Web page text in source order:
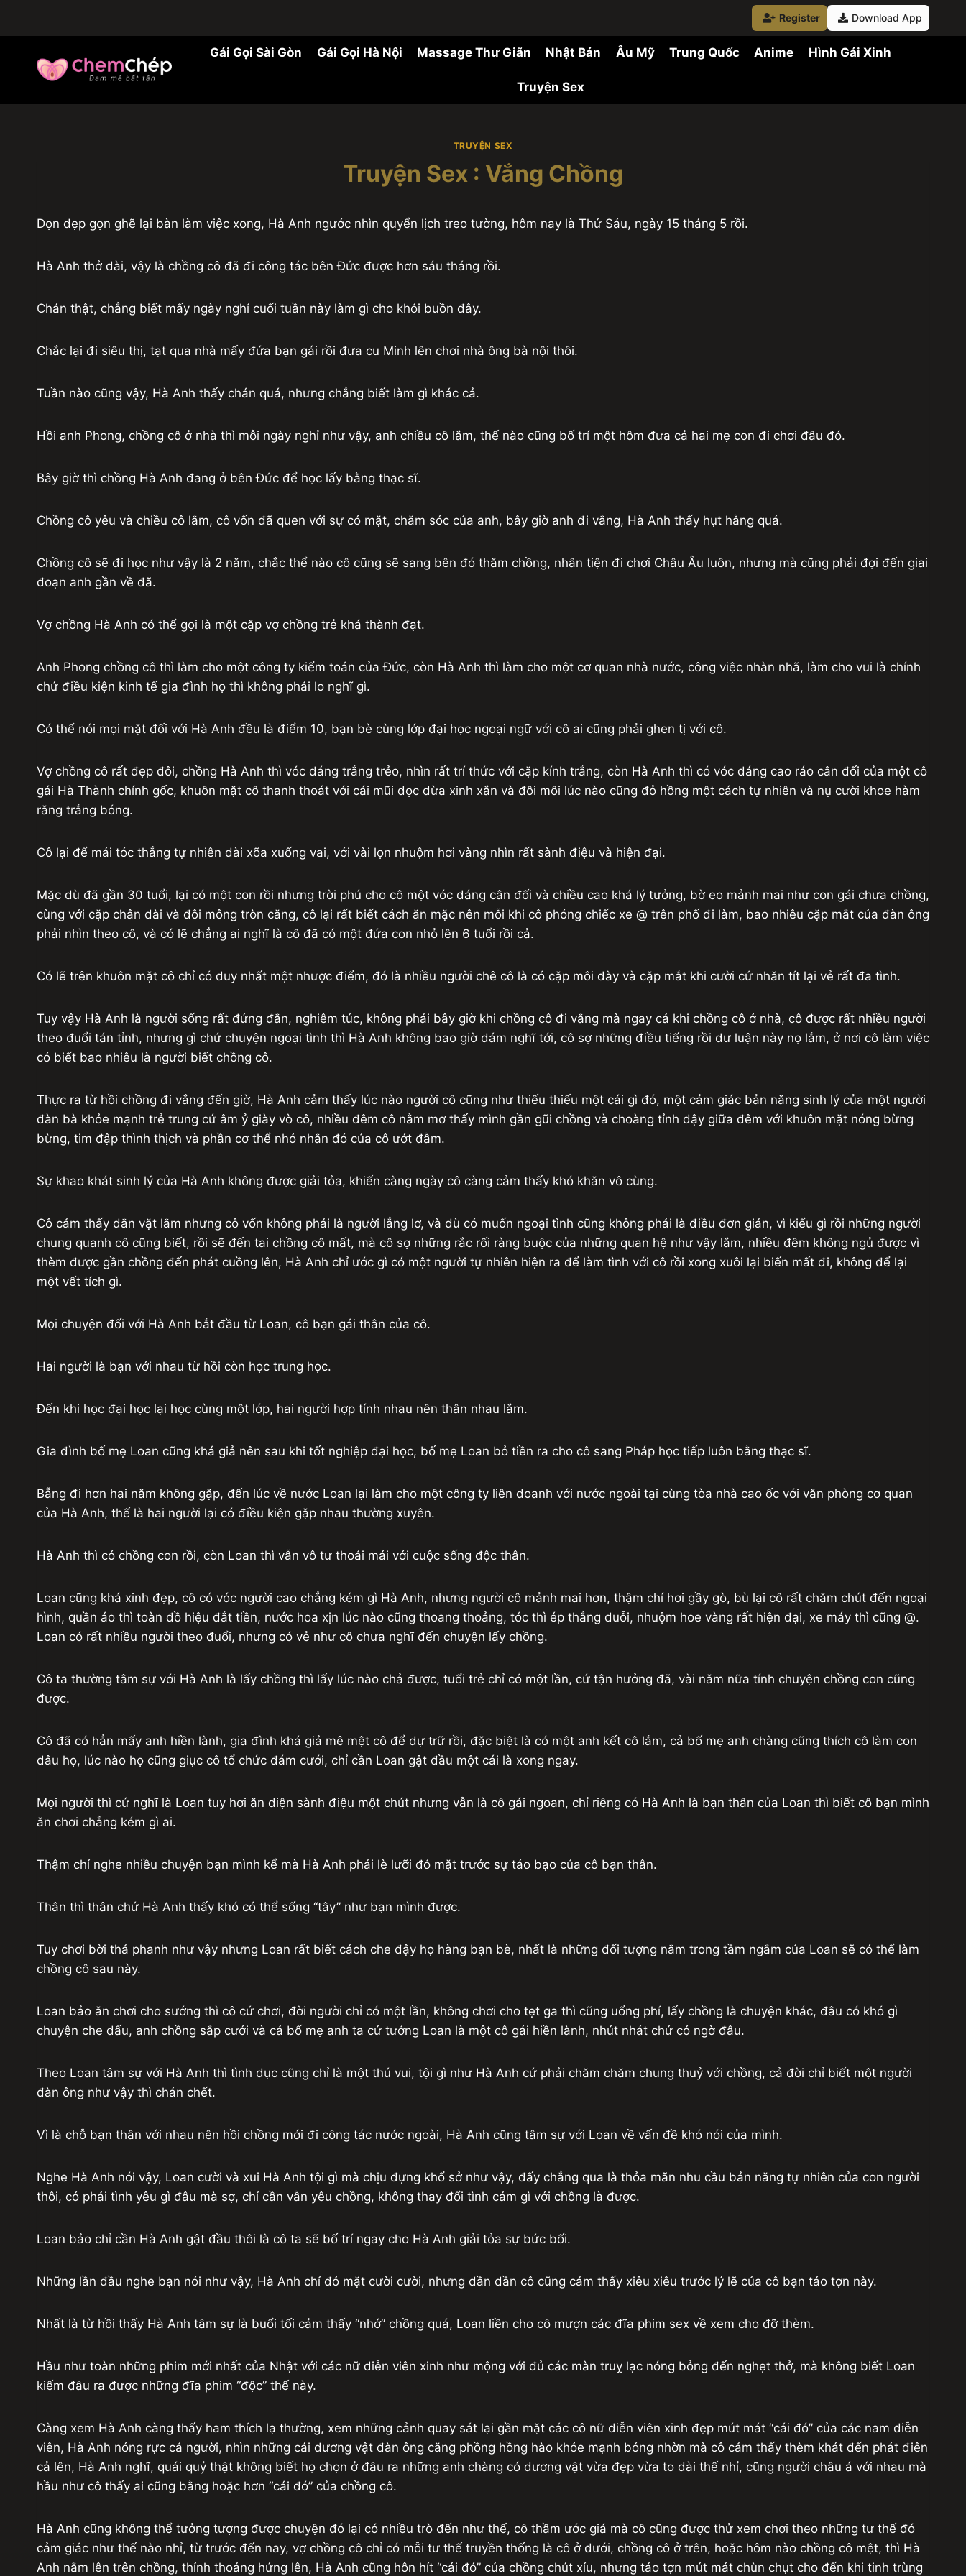
Register Download App
Gái Gọi Sài Gòn Gái Gọi Hà Nội Massage Thư Giãn Nhật Bản Âu Mỹ Trung Quốc Anime Hình Gái Xinh
Truyện Sex
TRUYỆN SEX
Truyện Sex : Vắng Chồng
Dọn dẹp gọn ghẽ lại bàn làm việc xong, Hà Anh ngước nhìn quyển lịch treo tường, hôm nay là Thứ Sáu, ngày 15 tháng 5 rồi.
Hà Anh thở dài, vậy là chồng cô đã đi công tác bên Đức được hơn sáu tháng rồi.
Chán thật, chẳng biết mấy ngày nghỉ cuối tuần này làm gì cho khỏi buồn đây.
Chắc lại đi siêu thị, tạt qua nhà mấy đứa bạn gái rồi đưa cu Minh lên chơi nhà ông bà nội thôi.
Tuần nào cũng vậy, Hà Anh thấy chán quá, nhưng chẳng biết làm gì khác cả.
Hồi anh Phong, chồng cô ở nhà thì mỗi ngày nghỉ như vậy, anh chiều cô lắm, thế nào cũng bố trí một hôm đưa cả hai mẹ con đi chơi đâu đó.
Bây giờ thì chồng Hà Anh đang ở bên Đức để học lấy bằng thạc sĩ.
Chồng cô yêu và chiều cô lắm, cô vốn đã quen với sự có mặt, chăm sóc của anh, bây giờ anh đi vắng, Hà Anh thấy hụt hẫng quá.
Chồng cô sẽ đi học như vậy là 2 năm, chắc thể nào cô cũng sẽ sang bên đó thăm chồng, nhân tiện đi chơi Châu Âu luôn, nhưng mà cũng phải đợi đến giai
đoạn anh gần về đã.
Vợ chồng Hà Anh có thể gọi là một cặp vợ chồng trẻ khá thành đạt.
Anh Phong chồng cô thì làm cho một công ty kiểm toán của Đức, còn Hà Anh thì làm cho một cơ quan nhà nước, công việc nhàn nhã, làm cho vui là chính
chứ điều kiện kinh tế gia đình họ thì không phải lo nghĩ gì.
Có thể nói mọi mặt đối với Hà Anh đều là điểm 10, bạn bè cùng lớp đại học ngoại ngữ với cô ai cũng phải ghen tị với cô.
Vợ chồng cô rất đẹp đôi, chồng Hà Anh thì vóc dáng trắng trẻo, nhìn rất trí thức với cặp kính trắng, còn Hà Anh thì có vóc dáng cao ráo cân đối của một cô
gái Hà Thành chính gốc, khuôn mặt cô thanh thoát với cái mũi dọc dừa xinh xắn và đôi môi lúc nào cũng đỏ hồng một cách tự nhiên và nụ cười khoe hàm
răng trắng bóng.
Cô lại để mái tóc thẳng tự nhiên dài xõa xuống vai, với vài lọn nhuộm hơi vàng nhìn rất sành điệu và hiện đại.
Mặc dù đã gần 30 tuổi, lại có một con rồi nhưng trời phú cho cô một vóc dáng cân đối và chiều cao khá lý tưởng, bờ eo mảnh mai như con gái chưa chồng,
cùng với cặp chân dài và đôi mông tròn căng, cô lại rất biết cách ăn mặc nên mỗi khi cô phóng chiếc xe @ trên phố đi làm, bao nhiêu cặp mắt của đàn ông
phải nhìn theo cô, và có lẽ chẳng ai nghĩ là cô đã có một đứa con nhỏ lên 6 tuổi rồi cả.
Có lẽ trên khuôn mặt cô chỉ có duy nhất một nhược điểm, đó là nhiều người chê cô là có cặp môi dày và cặp mắt khi cười cứ nhăn tít lại vẻ rất đa tình.
Tuy vậy Hà Anh là người sống rất đứng đắn, nghiêm túc, không phải bây giờ khi chồng cô đi vắng mà ngay cả khi chồng cô ở nhà, cô được rất nhiều người
theo đuổi tán tỉnh, nhưng gì chứ chuyện ngoại tình thì Hà Anh không bao giờ dám nghĩ tới, cô sợ những điều tiếng rồi dư luận này nọ lắm, ở nơi cô làm việc
có biết bao nhiêu là người biết chồng cô.
Thực ra từ hồi chồng đi vắng đến giờ, Hà Anh cảm thấy lúc nào người cô cũng như thiếu thiếu một cái gì đó, một cảm giác bản năng sinh lý của một người
đàn bà khỏe mạnh trẻ trung cứ âm ỷ giày vò cô, nhiều đêm cô nằm mơ thấy mình gần gũi chồng và choàng tỉnh dậy giữa đêm với khuôn mặt nóng bừng
bừng, tim đập thình thịch và phần cơ thể nhỏ nhắn đó của cô ướt đẫm.
Sự khao khát sinh lý của Hà Anh không được giải tỏa, khiến càng ngày cô càng cảm thấy khó khăn vô cùng.
Cô cảm thấy dằn vặt lắm nhưng cô vốn không phải là người lẳng lơ, và dù có muốn ngoại tình cũng không phải là điều đơn giản, vì kiểu gì rồi những người
chung quanh cô cũng biết, rồi sẽ đến tai chồng cô mất, mà cô sợ những rắc rối ràng buộc của những quan hệ như vậy lắm, nhiều đêm không ngủ được vì
thèm được gần chồng đến phát cuồng lên, Hà Anh chỉ ước gì có một người tự nhiên hiện ra để làm tình với cô rồi xong xuôi lại biến mất đi, không để lại
một vết tích gì.
Mọi chuyện đối với Hà Anh bắt đầu từ Loan, cô bạn gái thân của cô.
Hai người là bạn với nhau từ hồi còn học trung học.
Đến khi học đại học lại học cùng một lớp, hai người hợp tính nhau nên thân nhau lắm.
Gia đình bố mẹ Loan cũng khá giả nên sau khi tốt nghiệp đại học, bố mẹ Loan bỏ tiền ra cho cô sang Pháp học tiếp luôn bằng thạc sĩ.
Bẵng đi hơn hai năm không gặp, đến lúc về nước Loan lại làm cho một công ty liên doanh với nước ngoài tại cùng tòa nhà cao ốc với văn phòng cơ quan
của Hà Anh, thế là hai người lại có điều kiện gặp nhau thường xuyên.
Hà Anh thì có chồng con rồi, còn Loan thì vẫn vô tư thoải mái với cuộc sống độc thân.
Loan cũng khá xinh đẹp, cô có vóc người cao chẳng kém gì Hà Anh, nhưng người cô mảnh mai hơn, thậm chí hơi gầy gò, bù lại cô rất chăm chút đến ngoại
hình, quần áo thì toàn đồ hiệu đắt tiền, nước hoa xịn lúc nào cũng thoang thoảng, tóc thì ép thẳng duỗi, nhuộm hoe vàng rất hiện đại, xe máy thì cũng @.
Loan có rất nhiều người theo đuổi, nhưng có vẻ như cô chưa nghĩ đến chuyện lấy chồng.
Cô ta thường tâm sự với Hà Anh là lấy chồng thì lấy lúc nào chả được, tuổi trẻ chỉ có một lần, cứ tận hưởng đã, vài năm nữa tính chuyện chồng con cũng
được.
Cô đã có hẳn mấy anh hiền lành, gia đình khá giả mê mệt cô để dự trữ rồi, đặc biệt là có một anh kết cô lắm, cả bố mẹ anh chàng cũng thích cô làm con
dâu họ, lúc nào họ cũng giục cô tổ chức đám cưới, chỉ cần Loan gật đầu một cái là xong ngay.
Mọi người thì cứ nghĩ là Loan tuy hơi ăn diện sành điệu một chút nhưng vẫn là cô gái ngoan, chỉ riêng có Hà Anh là bạn thân của Loan thì biết cô bạn mình
ăn chơi chẳng kém gì ai.
Thậm chí nghe nhiều chuyện bạn mình kể mà Hà Anh phải lè lưỡi đỏ mặt trước sự táo bạo của cô bạn thân.
Thân thì thân chứ Hà Anh thấy khó có thể sống “tây” như bạn mình được.
Tuy chơi bời thả phanh như vậy nhưng Loan rất biết cách che đậy họ hàng bạn bè, nhất là những đối tượng nằm trong tầm ngắm của Loan sẽ có thể làm
chồng cô sau này.
Loan bảo ăn chơi cho sướng thì cô cứ chơi, đời người chỉ có một lần, không chơi cho tẹt ga thì cũng uổng phí, lấy chồng là chuyện khác, đâu có khó gì
chuyện che dấu, anh chồng sắp cưới và cả bố mẹ anh ta cứ tưởng Loan là một cô gái hiền lành, nhút nhát chứ có ngờ đâu.
Theo Loan tâm sự với Hà Anh thì tình dục cũng chỉ là một thú vui, tội gì như Hà Anh cứ phải chăm chăm chung thuỷ với chồng, cả đời chỉ biết một người
đàn ông như vậy thì chán chết.
Vì là chỗ bạn thân với nhau nên hồi chồng mới đi công tác nước ngoài, Hà Anh cũng tâm sự với Loan về vấn đề khó nói của mình.
Nghe Hà Anh nói vậy, Loan cười và xui Hà Anh tội gì mà chịu đựng khổ sở như vậy, đấy chẳng qua là thỏa mãn nhu cầu bản năng tự nhiên của con người
thôi, có phải tình yêu gì đâu mà sợ, chỉ cần vẫn yêu chồng, không thay đổi tình cảm gì với chồng là được.
Loan bảo chỉ cần Hà Anh gật đầu thôi là cô ta sẽ bố trí ngay cho Hà Anh giải tỏa sự bức bối.
Những lần đầu nghe bạn nói như vậy, Hà Anh chỉ đỏ mặt cười cười, nhưng dần dần cô cũng cảm thấy xiêu xiêu trước lý lẽ của cô bạn táo tợn này.
Nhất là từ hồi thấy Hà Anh tâm sự là buổi tối cảm thấy “nhớ” chồng quá, Loan liền cho cô mượn các đĩa phim sex về xem cho đỡ thèm.
Hầu như toàn những phim mới nhất của Nhật với các nữ diễn viên xinh như mộng với đủ các màn truỵ lạc nóng bỏng đến nghẹt thở, mà không biết Loan
kiếm đâu ra được những đĩa phim “độc” thế này.
Càng xem Hà Anh càng thấy ham thích lạ thường, xem những cảnh quay sát lại gần mặt các cô nữ diễn viên xinh đẹp mút mát “cái đó” của các nam diễn
viên, Hà Anh nóng rực cả người, nhìn những cái dương vật đàn ông căng phồng hồng hào khỏe mạnh bóng nhờn mà cô cảm thấy thèm khát đến phát điên
cả lên, Hà Anh nghĩ, quái quỷ thật không biết họ chọn ở đâu ra những anh chàng có dương vật vừa đẹp vừa to dài thế nhỉ, cũng người châu á với nhau mà
hầu như cô thấy ai cũng bằng hoặc hơn “cái đó” của chồng cô.
Hà Anh cũng không thể tưởng tượng được chuyện đó lại có nhiều trò đến như thế, cô thầm ước giá mà cô cũng được thử xem chơi theo những tư thế đó
cảm giác như thế nào nhỉ, từ trước đến nay, vợ chồng cô chỉ có mỗi tư thế truyền thống là cô ở dưới, chồng cô ở trên, hoặc hôm nào chồng cô mệt, thì Hà
Anh nằm lên trên chồng, thỉnh thoảng hứng lên, Hà Anh cũng hôn hít “cái đó” của chồng chút xíu, nhưng táo tợn mút mát chùn chụt cho đến khi tinh trùng